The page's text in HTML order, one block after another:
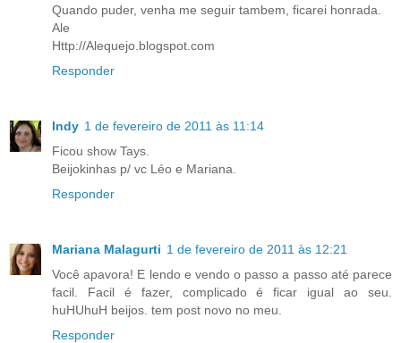
Quando puder, venha me seguir tambem, ficarei honrada.
Ale
Http://Alequejo.blogspot.com
Responder
Indy 1 de fevereiro de 2011 às 11:14
Ficou show Tays.
Beijokinhas p/ vc Léo e Mariana.
Responder
Mariana Malagurti 1 de fevereiro de 2011 às 12:21
Você apavora! E lendo e vendo o passo a passo até parece
facil. Facil é fazer, complicado é ficar igual ao seu.
huHUhuH beijos. tem post novo no meu.
Responder